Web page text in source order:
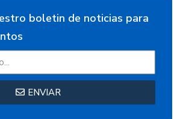
boletin de noticias para
ENVIAR